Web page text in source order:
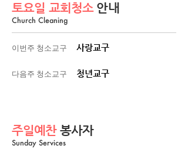
토요일 교회청소 안내
Church Cleaning
​이번주 청소교구 사랑교구
​다음주 청소교구 청년교구
주일예찬 봉사자
Sunday Services